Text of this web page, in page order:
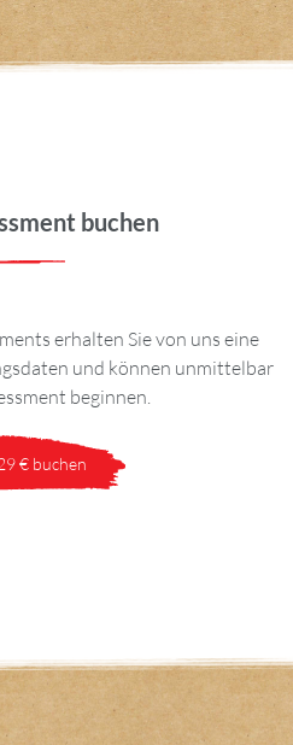
buchen
erhalten Sie von uns eine
und können unmittelbar
beginnen.
€ buchen